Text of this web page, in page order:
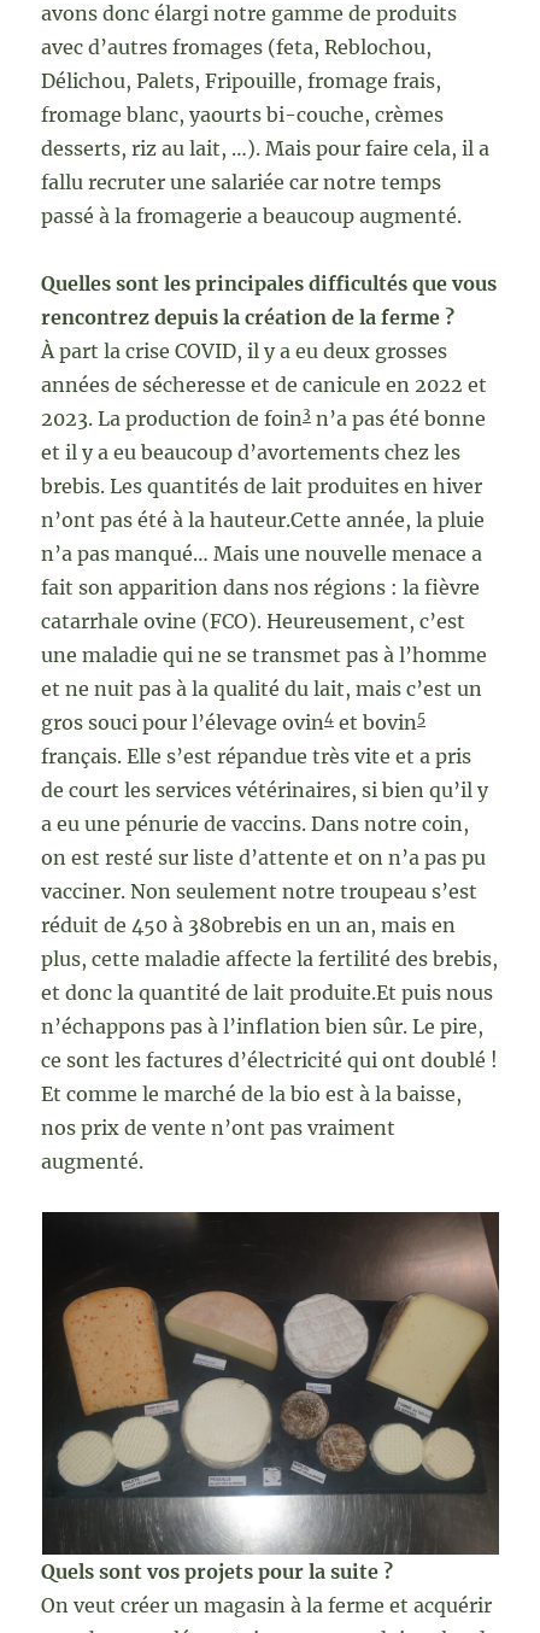
avons donc élargi notre gamme de produits
avec d’autres fromages (feta, Reblochou,
Délichou, Palets, Fripouille, fromage frais,
fromage blanc, yaourts bi-couche, crèmes
desserts, riz au lait, …). Mais pour faire cela, il a
fallu recruter une salariée car notre temps
passé à la fromagerie a beaucoup augmenté.
Quelles sont les principales difficultés que vous
rencontrez depuis la création de la ferme ?
À part la crise COVID, il y a eu deux grosses
années de sécheresse et de canicule en 2022 et
2023. La production de foin3 n’a pas été bonne
et il y a eu beaucoup d’avortements chez les
brebis. Les quantités de lait produites en hiver
n’ont pas été à la hauteur.Cette année, la pluie
n’a pas manqué… Mais une nouvelle menace a
fait son apparition dans nos régions : la fièvre
catarrhale ovine (FCO). Heureusement, c’est
une maladie qui ne se transmet pas à l’homme
et ne nuit pas à la qualité du lait, mais c’est un
gros souci pour l’élevage ovin4 et bovin5
français. Elle s’est répandue très vite et a pris
de court les services vétérinaires, si bien qu’il y
a eu une pénurie de vaccins. Dans notre coin,
on est resté sur liste d’attente et on n’a pas pu
vacciner. Non seulement notre troupeau s’est
réduit de 450 à 380brebis en un an, mais en
plus, cette maladie affecte la fertilité des brebis,
et donc la quantité de lait produite.Et puis nous
n’échappons pas à l’inflation bien sûr. Le pire,
ce sont les factures d’électricité qui ont doublé !
Et comme le marché de la bio est à la baisse,
nos prix de vente n’ont pas vraiment
augmenté.
Quels sont vos projets pour la suite ?
On veut créer un magasin à la ferme et acquérir